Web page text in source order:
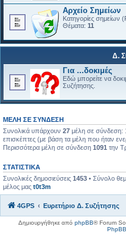
Αρχείο Σημείων
Κατηγορίες σημείων
Θέματα: 11
Δ.
Για ...δοκιμές
Εδώ μπορείτε να
Συζήτησης.
ΜΈΛΗ ΣΕ ΣΎΝΔΕΣΗ
Συνολικά υπάρχουν 27 μέλη σε σύνδεση:
επισκέπτες (με βάση τα μέλη που ήταν
Περισσότερα μέλη σε σύνδεση 1091 την
ΣΤΑΤΙΣΤΙΚΆ
Συνολικές δημοσιεύσεις 1453 • Σύνολο
μέλος μας t0t3m
4GPS Ευρετήριο Δ. Συζήτησης
Δημιουργήθηκε από phpBB® Forum